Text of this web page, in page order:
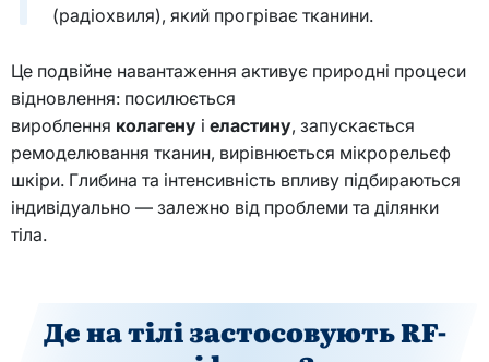
(радіохвиля), який прогріває тканини.
Це подвійне навантаження активує природні процеси
відновлення: посилюється
вироблення колагену і еластину, запускається
ремоделювання тканин, вирівнюється мікрорельєф
шкіри. Глибина та інтенсивність впливу підбираються
індивідуально — залежно від проблеми та ділянки
тіла.
Де на тілі застосовуютьRF-